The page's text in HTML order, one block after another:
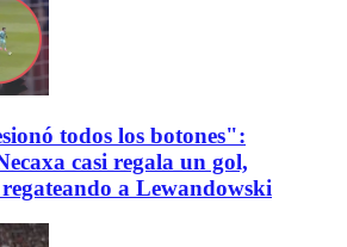
todos los botones":
casi regala un gol,
a Lewandowski